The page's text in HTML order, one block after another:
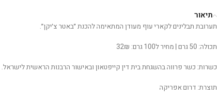
תיאור
תערובת תבלינים לקארי עוף מעודן המתאימה להכנת ״באטר צ׳יקן״.
תכולה: 50 גרם | מחיר ל100 גרם: 32₪
כשרות: כשר פרווה בהשגחת בית דין קייפטאון ובאישור הרבנות הראשית לישראל.
תוצרת: דרום אפריקה